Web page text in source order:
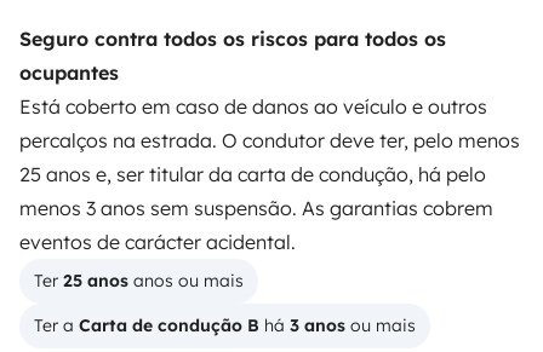
Seguro contra todos os riscos para todos os
ocupantes
Está coberto em caso de danos ao veículo e outros
percalços na estrada. O condutor deve ter, pelo menos
25 anos e, ser titular da carta de condução, há pelo
menos 3 anos sem suspensão. As garantias cobrem
eventos de carácter acidental.
Ter 25 anos anos ou mais
Ter a Carta de condução B há 3 anos ou mais
ALUGUER DE AUTOCARAVANAS
Como funciona?
Alugar uma autocaravana
Primeiros passos de autocaravana
Os comentários dos nossos utilizadores
Ajuda locatário